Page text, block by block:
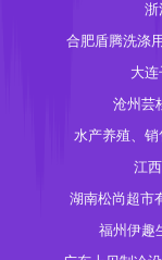
浙
合肥盾腾洗涤
大
沧州芸
水产养殖、
江
湖南松尚超市
福州伊趣